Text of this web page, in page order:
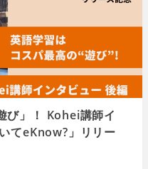
び」！ Kohei講師イ
てeKnow?」リリー